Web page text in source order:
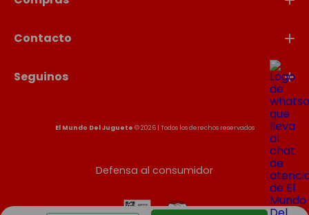
Contacto
Seguinos
El Mundo Del Juguete © 2026 | Todos los derechos reservados
Defensa al consumidor